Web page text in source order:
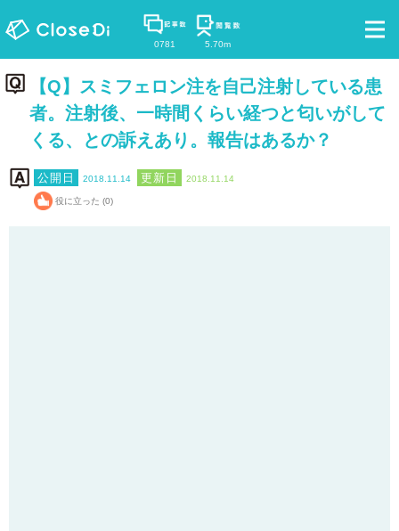
0781 5.70m
【Q】スミフェロン注を自己注射している患
者。注射後、一時間くらい経つと匂いがして
くる、との訴えあり。報告はあるか？
2018.11.14 2018.11.14
役に立った (0)